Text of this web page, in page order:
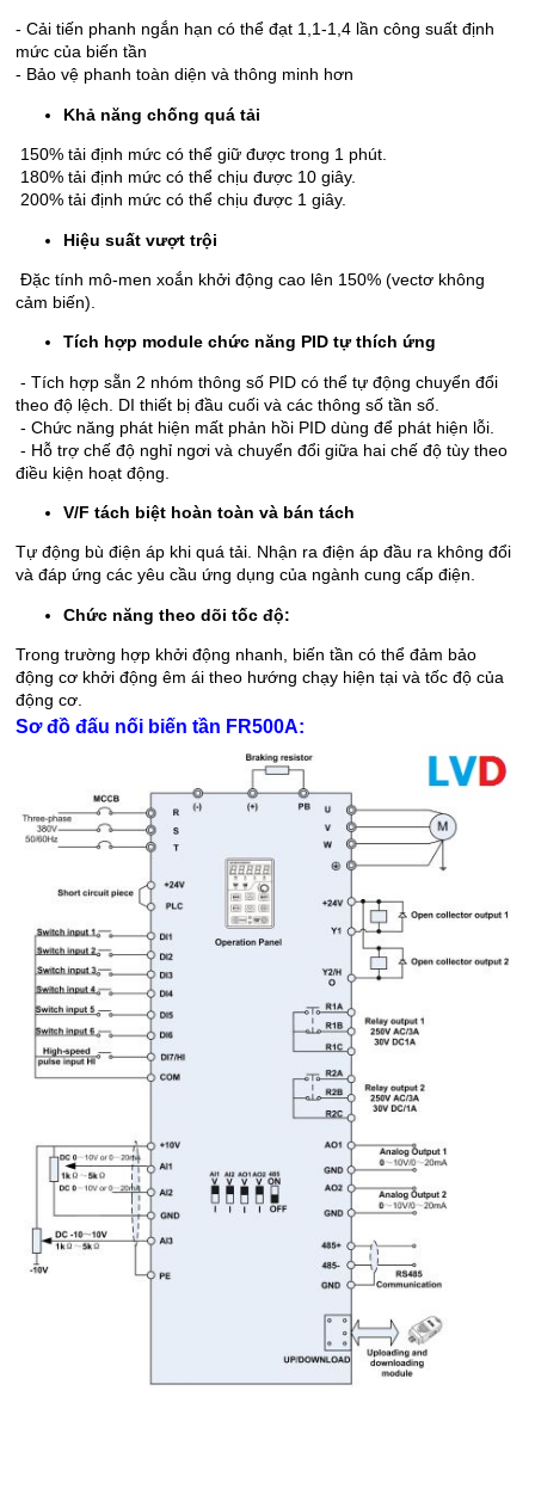
- Cải tiến phanh ngắn hạn có thể đạt 1,1-1,4 lần công suất định
mức của biến tần
- Bảo vệ phanh toàn diện và thông minh hơn
Khả năng chống quá tải
150% tải định mức có thể giữ được trong 1 phút.
180% tải định mức có thể chịu được 10 giây.
200% tải định mức có thể chịu được 1 giây.
Hiệu suất vượt trội
Đặc tính mô-men xoắn khởi động cao lên 150% (vectơ không
cảm biến).
Tích hợp module chức năng PID tự thích ứng
- Tích hợp sẵn 2 nhóm thông số PID có thể tự động chuyển đổi
theo độ lệch. DI thiết bị đầu cuối và các thông số tần số.
- Chức năng phát hiện mất phản hồi PID dùng để phát hiện lỗi.
- Hỗ trợ chế độ nghỉ ngơi và chuyển đổi giữa hai chế độ tùy theo
điều kiện hoạt động.
V/F tách biệt hoàn toàn và bán tách
Tự động bù điện áp khi quá tải. Nhận ra điện áp đầu ra không đổi
và đáp ứng các yêu cầu ứng dụng của ngành cung cấp điện.
Chức năng theo dõi tốc độ:
Trong trường hợp khởi động nhanh, biến tần có thể đảm bảo
động cơ khởi động êm ái theo hướng chạy hiện tại và tốc độ của
động cơ.
Sơ đồ đấu nối biến tần FR500A: